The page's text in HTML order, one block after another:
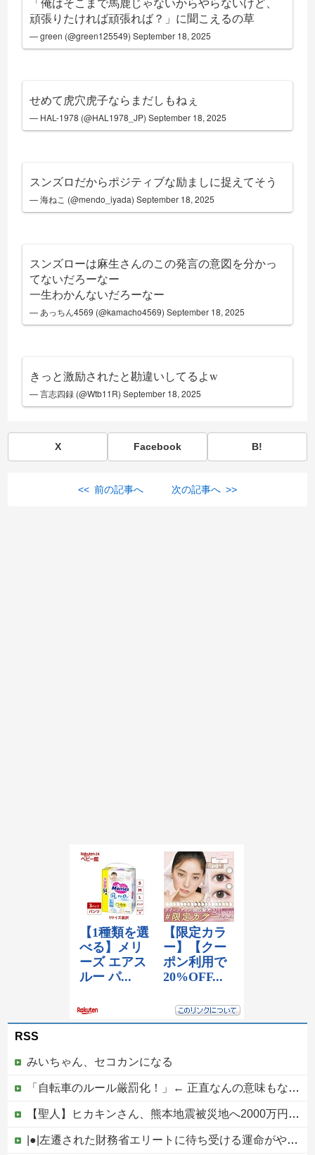
頑張りたければ頑張れば？」に聞こえるの草
— green (@green125549)September 18, 2025
せめて虎穴虎子ならまだしもねぇ
— HAL-1978 (@HAL1978_JP)September 18, 2025
スンズロだからポジティブな励ましに捉えてそう
— 海ねこ (@mendo_iyada)September 18, 2025
スンズローは麻生さんのこの発言の意図を分かっ
てないだろーなー
一生わかんないだろーなー
— あっちん4569 (@kamacho4569)September 18, 2025
きっと激励されたと勘違いしてるよw
— 言志四録 (@Wtb11R)September 18, 2025
X Facebook B!
<< 前の記事へ 次の記事へ >>
RSS
みいちゃん、セコカンになる
「自転車のルール厳罰化！」← 正直なんの意味もなかった件ｗｗｗｗｗｗｗｗ
【聖人】ヒカキンさん、熊本地震被災地へ2000万円の寄付！
|●|左遷された財務省エリートに待ち受ける運命がやばすぎる！と話題に、経歴自体はとんでもないものだが……